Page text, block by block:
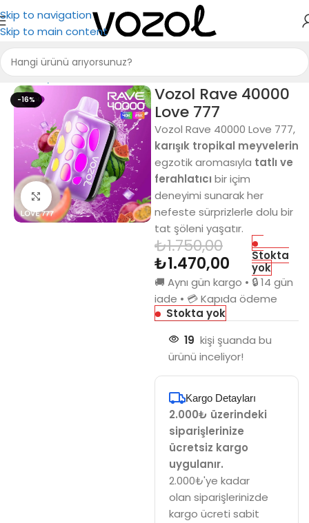
Skip to navigation
Skip to main content
Ana Sayfa Puff Bar
-16%
Büyütmek için tıkla
Vozol Rave 40000
Love 777
Vozol Rave 40000 Love 777,
karışık tropikal meyvelerin
egzotik aromasıyla tatlı ve
ferahlatıcı bir içim
deneyimi sunarak her
nefeste sürprizlerle dolu bir
tat şöleni yaşatır.
₺1.750,00
₺1.470,00
Stokta
yok
🚚 Aynı gün kargo • 🔒 14 gün
iade • 💳 Kapıda ödeme
Stokta yok
19 kişi şuanda bu
ürünü inceliyor!
Kargo Detayları
2.000₺ üzerindeki
siparişlerinize
ücretsiz kargo
uygulanır.
2.000₺'ye kadar
olan siparişlerinizde
kargo ücreti sabit